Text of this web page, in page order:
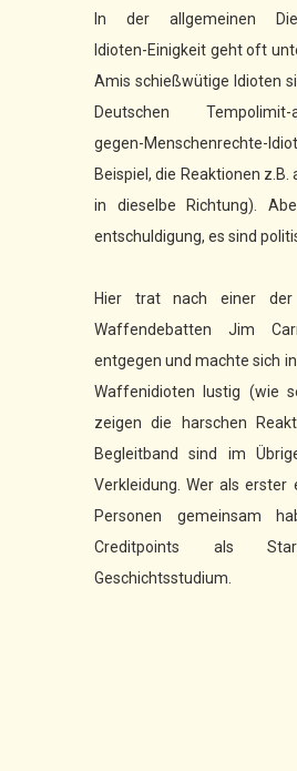
In der allgemeinen Die-
Idioten-Einigkeit geht oft
Amis schießwütige Idioten
Deutschen Tempolimit-
gegen-Menschenrechte-
Beispiel, die Reaktionen
in dieselbe Richtung).
entschuldigung, es sind
Hier trat nach einer der
Waffendebatten Jim
entgegen und machte sich
Waffenidioten lustig (wie
zeigen die harschen
Begleitband sind im
Verkleidung. Wer als
Personen gemeinsam
Creditpoints als
Geschichtsstudium.